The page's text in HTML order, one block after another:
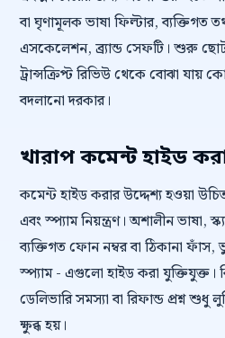
বা ঘৃণামূলক ভাষা ফিল্টার, ব্যক্তিগত
এসকেলেশন, ব্র্যান্ড সেফটি। শুরু
ট্রান্সক্রিপ্ট রিভিউ থেকে বোঝা
বদলানো দরকার।
খারাপ কমেন্ট হাইড
কমেন্ট হাইড করার উদ্দেশ্য হওয়া
এবং স্প্যাম নিয়ন্ত্রণ। অশালীন ভাষা,
ব্যক্তিগত ফোন নম্বর বা ঠিকানা ফাঁস,
স্প্যাম - এগুলো হাইড করা
ডেলিভারি সমস্যা বা রিফান্ড প্রশ্ন
ক্ষুব্ধ হয়।